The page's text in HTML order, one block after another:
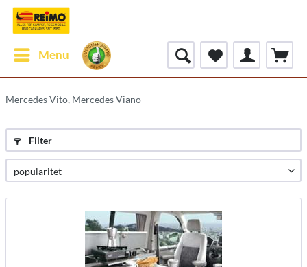
Menu
Mercedes Vito, Mercedes Viano
Filter